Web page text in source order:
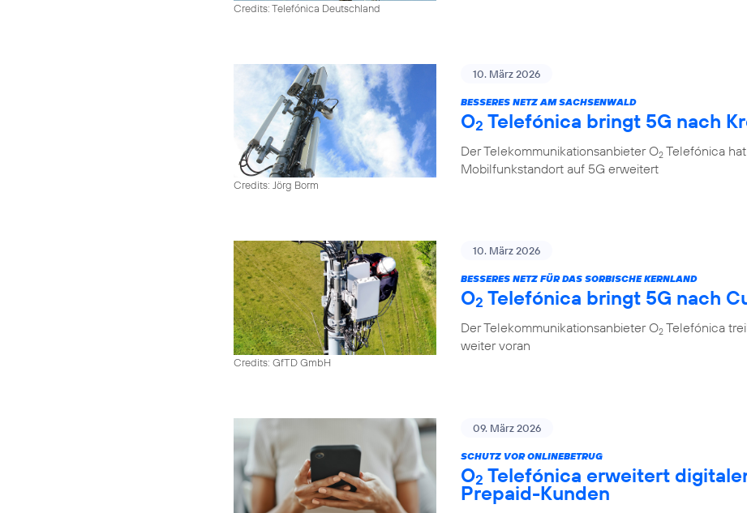
Credits: Telefónica Deutschland
Credits: Jörg Borm
10. März 2026
BESSERES NETZ AM SACHSENWALD
O2 Telefónica bringt 5G nach
Der Telekommunikationsanbieter O2 Telefónica
Mobilfunkstandort auf 5G erweitert
Credits: GfTD GmbH
10. März 2026
BESSERES NETZ FÜR DAS SORBISCHE KERNLAND
O2 Telefónica bringt 5G nach
Der Telekommunikationsanbieter O2 Telefónica
weiter voran
09. März 2026
SCHUTZ VOR ONLINEBETRUG
O2 Telefónica erweitert
Prepaid-Kunden